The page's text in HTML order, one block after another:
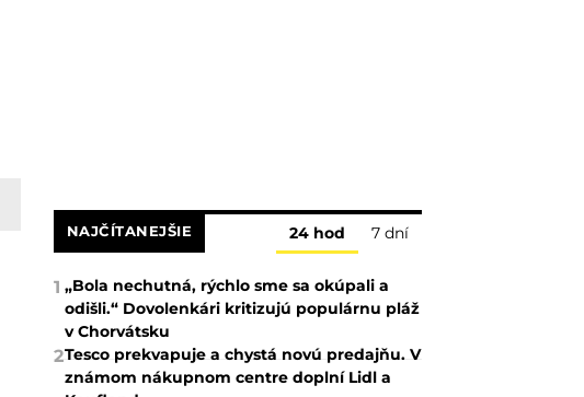
NAJČÍTANEJŠIE 24 hod 7 dní
1 „Bola nechutná, rýchlo sme sa okúpali a
odišli.“ Dovolenkári kritizujú populárnu pláž
v Chorvátsku
2Tesco prekvapuje a chystá novú predajňu. V
známom nákupnom centre doplní Lidl a